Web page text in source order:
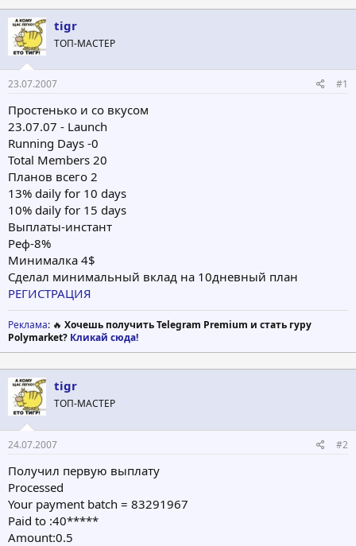
т
о
р
т
е
м
ы
т
а
н
а
ч
а
л
а
tigr
ТОП-МАСТЕР
23.07.2007 #1
Простенько и со вкусом
23.07.07 - Launch
Running Days -0
Total Members 20
Планов всего 2
13% daily for 10 days
10% daily for 15 days
Выплаты-инстант
Реф-8%
Минималка 4$
Cделал минимальный вклад на 10дневный план
РЕГИСТРАЦИЯ
Реклама: 🔥 Хочешь получить Telegram Premium и стать гуру
Polymarket? Кликай сюда!
tigr
ТОП-МАСТЕР
24.07.2007 #2
Получил первую выплату
Processed
Your payment batch = 83291967
Paid to :40*****
Amount:0.5